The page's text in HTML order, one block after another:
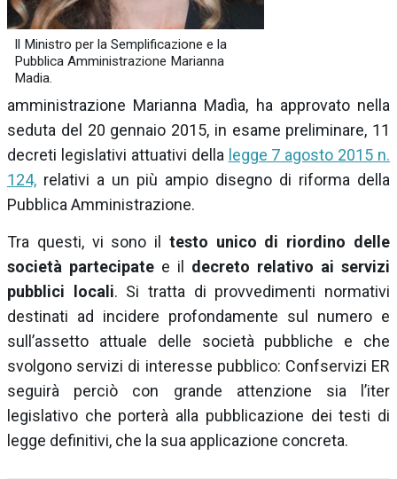
Il Ministro per la Semplificazione e la
Pubblica Amministrazione Marianna
Madia.
amministrazione Marianna Madìa, ha approvato nella
seduta del 20 gennaio 2015, in esame preliminare, 11
decreti legislativi attuativi della legge 7 agosto 2015 n.
124, relativi a un più ampio disegno di riforma della
Pubblica Amministrazione.
Tra questi, vi sono il testo unico di riordino delle
società partecipate e il decreto relativo ai servizi
pubblici locali. Si tratta di provvedimenti normativi
destinati ad incidere profondamente sul numero e
sull’assetto attuale delle società pubbliche e che
svolgono servizi di interesse pubblico: Confservizi ER
seguirà perciò con grande attenzione sia l’iter
legislativo che porterà alla pubblicazione dei testi di
legge definitivi, che la sua applicazione concreta.